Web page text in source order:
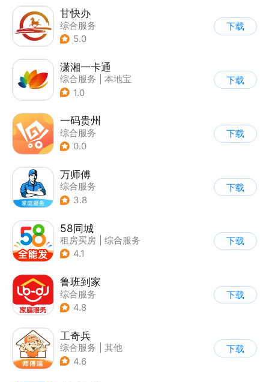
甘快办
综合服务
5.0
下载
潇湘一卡通
综合服务
本地宝
1.0
下载
一码贵州
综合服务
0.0
下载
万师傅
综合服务
3.8
下载
58同城
租房买房
综合服务
4.1
下载
鲁班到家
综合服务
4.8
下载
工奇兵
综合服务
其他
4.6
下载